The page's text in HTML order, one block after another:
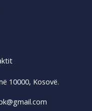
10000, Kosovë.